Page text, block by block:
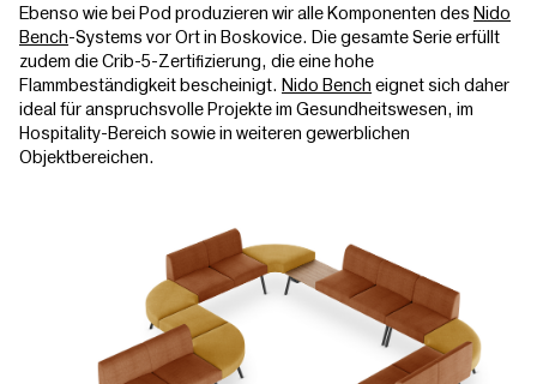
Ebenso wie bei Pod produzieren wir alle Komponenten des Nido
Bench-Systems vor Ort in Boskovice. Die gesamte Serie erfüllt
zudem die Crib-5-Zertifizierung, die eine hohe
Flammbeständigkeit bescheinigt. Nido Bench eignet sich daher
ideal für anspruchsvolle Projekte im Gesundheitswesen, im
Hospitality-Bereich sowie in weiteren gewerblichen
Objektbereichen.